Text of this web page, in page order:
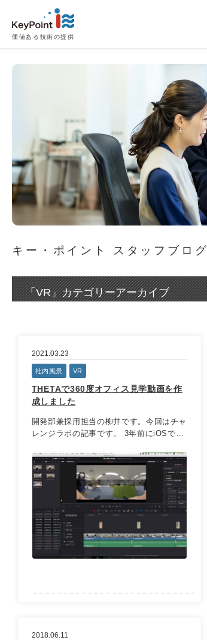
価値ある技術の提供
キー・ポイント スタッフブログ
「VR」カテゴリーアーカイブ
2021.03.23
社内風景 VR
THETAで360度オフィス見学動画を作
成しました
開発部兼採用担当の柳井です。今回はチャ
レンジラボの記事です。 3年前にiOSで動
2018.06.11